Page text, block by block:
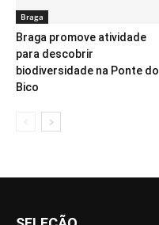
Braga
Braga promove atividade
para descobrir
biodiversidade na Ponte do
Bico